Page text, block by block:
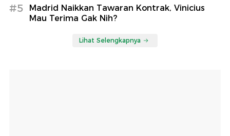
#5
Madrid Naikkan Tawaran Kontrak, Vinicius
Mau Terima Gak Nih?
Lihat Selengkapnya